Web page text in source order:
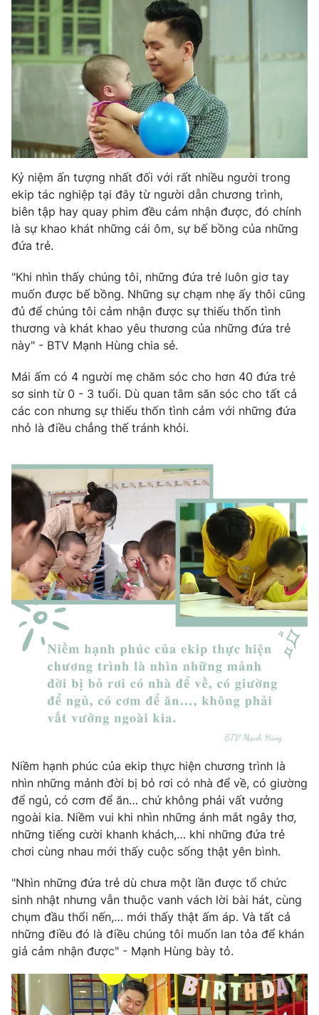
Liên hệ quảng cáo:
024-7300.7108
® Cấm sao chép dưới mọi hình thức nếu không có sự chấp
thuận bằng văn bản. Ghi rõ nguồn VTV.vn khi phát hành lại
thông tin từ website này.
Kỷ niệm ấn tượng nhất đối với rất nhiều người trong
ekip tác nghiệp tại đây từ người dẫn chương trình,
biên tập hay quay phim đều cảm nhận được, đó chính
là sự khao khát những cái ôm, sự bế bồng của những
đứa trẻ.
"Khi nhìn thấy chúng tôi, những đứa trẻ luôn giơ tay
muốn được bế bồng. Những sự chạm nhẹ ấy thôi cũng
đủ để chúng tôi cảm nhận được sự thiếu thốn tình
thương và khát khao yêu thương của những đứa trẻ
này" - BTV Mạnh Hùng chia sẻ.
Mái ấm có 4 người mẹ chăm sóc cho hơn 40 đứa trẻ
sơ sinh từ 0 - 3 tuổi. Dù quan tâm săn sóc cho tất cả
các con nhưng sự thiếu thốn tình cảm với những đứa
nhỏ là điều chẳng thế tránh khỏi.
Niềm hạnh phúc của ekip thực hiện chương trình là
nhìn những mảnh đời bị bỏ rơi có nhà để về, có giường
để ngủ, có cơm để ăn… chứ không phải vất vưởng
ngoài kia. Niềm vui khi nhìn những ánh mắt ngây thơ,
những tiếng cười khanh khách,… khi những đứa trẻ
chơi cùng nhau mới thấy cuộc sống thật yên bình.
"Nhìn những đứa trẻ dù chưa một lần được tổ chức
sinh nhật nhưng vẫn thuộc vanh vách lời bài hát, cùng
chụm đầu thổi nến,… mới thấy thật ấm áp. Và tất cả
những điều đó là điều chúng tôi muốn lan tỏa để khán
giả cảm nhận được" - Mạnh Hùng bày tỏ.